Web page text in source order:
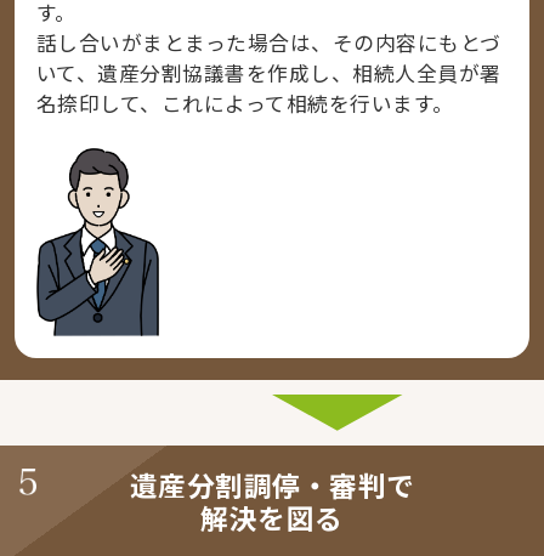
す。
話し合いがまとまった場合は、その内容にもとづ
いて、遺産分割協議書を作成し、相続人全員が署
名捺印して、これによって相続を行います。
遺産分割調停・審判で
解決を図る